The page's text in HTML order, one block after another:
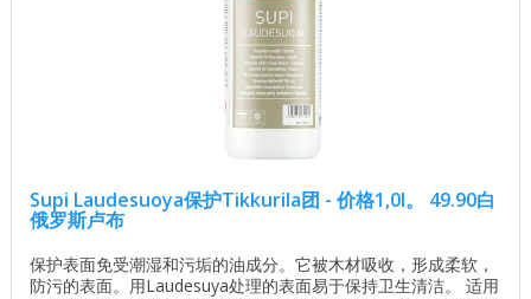
Supi Laudesuoya保护Tikkurila团 - 价格1,0l。 49.90白
俄罗斯卢布
保护表面免受潮湿和污垢的油成分。它被木材吸收，形成柔软，
防污的表面。用Laudesuya处理的表面易于保持卫生清洁。 适用